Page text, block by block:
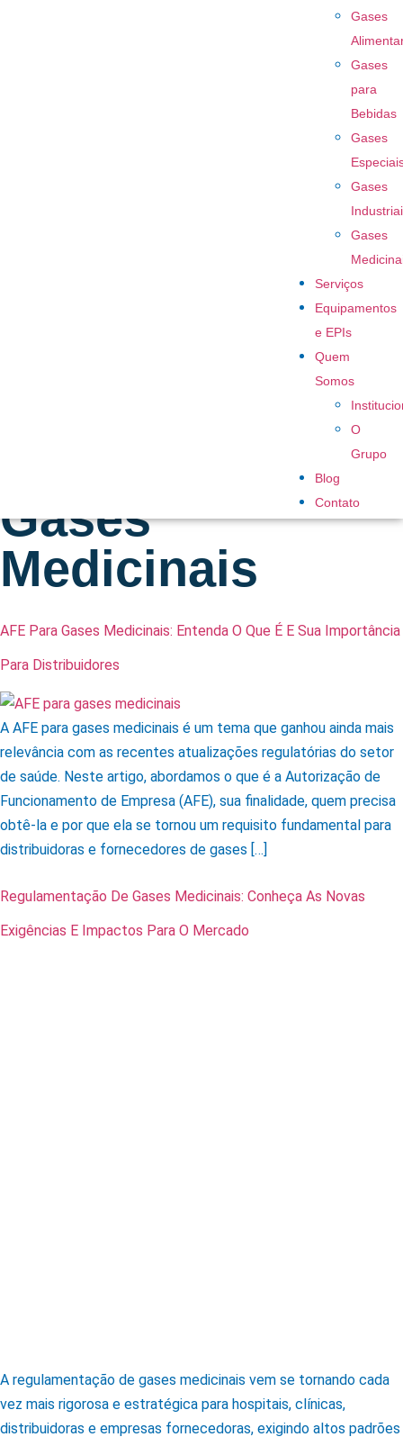
Gases
Gases
para
Bebidas
Gases
Gases
Gases
Serviços
Equipamentos
e EPIs
Quem
Somos
O
Grupo
Blog
Contato
Distribuição De
Gases
Medicinais
AFE Para Gases Medicinais: Entenda O Que É E Sua Importância
Para Distribuidores
A AFE para gases medicinais é um tema que ganhou ainda mais
relevância com as recentes atualizações regulatórias do setor
de saúde. Neste artigo, abordamos o que é a Autorização de
Funcionamento de Empresa (AFE), sua finalidade, quem precisa
obtê-la e por que ela se tornou um requisito fundamental para
distribuidoras e fornecedores de gases […]
Regulamentação De Gases Medicinais: Conheça As Novas
Exigências E Impactos Para O Mercado
A regulamentação de gases medicinais vem se tornando cada
vez mais rigorosa e estratégica para hospitais, clínicas,
distribuidoras e empresas fornecedoras, exigindo altos padrões